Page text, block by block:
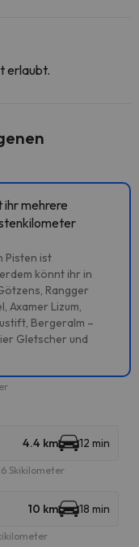
erlaubt.
ihr mehrere
Pisten ist
könnt ihr in
Rangger
Axamer Lizum,
Bergeralm –
Gletscher und
4.4 km 12 min
Skikilometer
10 km 18 min